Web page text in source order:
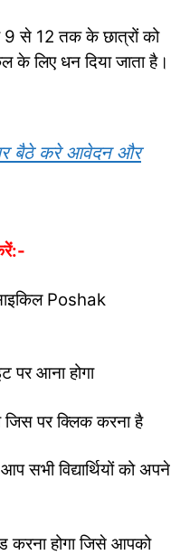
9 से 12 तक के छात्रों को
के लिए धन दिया जाता है।
बैठे करे आवेदन और
Poshak
पर आना होगा
जिस पर क्लिक करना है
विद्यार्थियों को अपने
करना होगा जिसे आपको